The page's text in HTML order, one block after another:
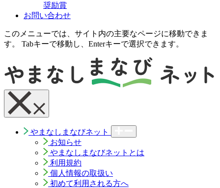
奨励賞
お問い合わせ
このメニューでは、サイト内の主要なページに移動できま
す。 Tabキーで移動し、Enterキーで選択できます。
やまなしまなびネット
お知らせ
やまなしまなびネットとは
利用規約
個人情報の取扱い
初めて利用される方へ